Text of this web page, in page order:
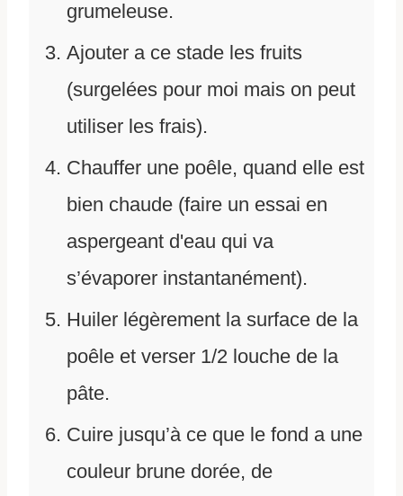
grumeleuse.
Ajouter a ce stade les fruits
(surgelées pour moi mais on peut
utiliser les frais).
Chauffer une poêle, quand elle est
bien chaude (faire un essai en
aspergeant d'eau qui va
s’évaporer instantanément).
Huiler légèrement la surface de la
poêle et verser 1/2 louche de la
pâte.
Cuire jusqu’à ce que le fond a une
couleur brune dorée, de